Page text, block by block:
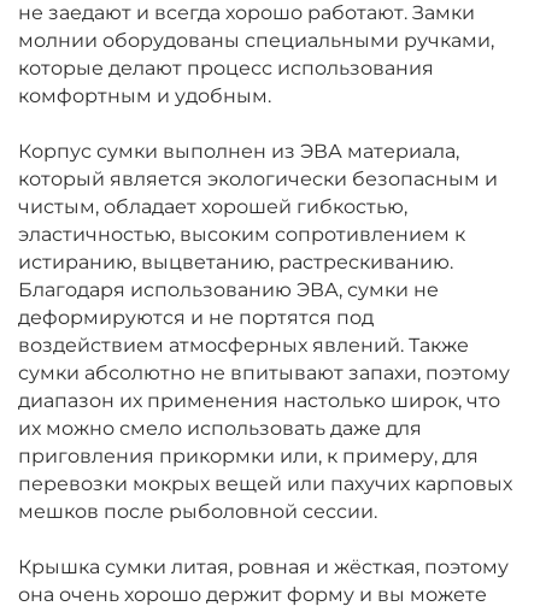
не заедают и всегда хорошо работают. Замки
молнии оборудованы специальными ручками,
которые делают процесс использования
комфортным и удобным.
Корпус сумки выполнен из ЭВА материала,
который является экологически безопасным и
чистым, обладает хорошей гибкостью,
эластичностью, высоким сопротивлением к
истиранию, выцветанию, растрескиванию.
Благодаря использованию ЭВА, сумки не
деформируются и не портятся под
воздействием атмосферных явлений. Также
сумки абсолютно не впитывают запахи, поэтому
диапазон их применения настолько широк, что
их можно смело использовать даже для
приговления прикормки или, к примеру, для
перевозки мокрых вещей или пахучих карповых
мешков после рыболовной сессии.
Крышка сумки литая, ровная и жёсткая, поэтому
она очень хорошо держит форму и вы можете